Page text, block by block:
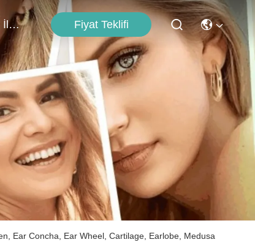
Bizimle İletişim Fiyat Teklifi
Ear Concha, Ear Wheel, Cartilage, Earlobe, Medusa